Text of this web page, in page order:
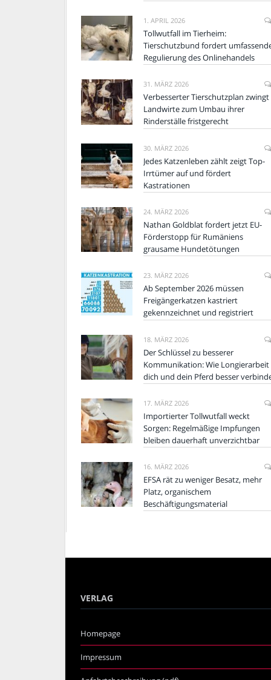
1. APRIL 2026
Tollwutfall im Tierheim:
Tierschutzbund fordert
Regulierung des Onlinehandels
31. MÄRZ 2026
Verbesserter Tierschutzplan zwingt
Landwirte zum Umbau ihrer
Rinderställe fristgerecht
30. MÄRZ 2026
Jedes Katzenleben zählt zeigt Top-
Irrtümer auf und fördert
Kastrationen
24. MÄRZ 2026
Nathan Goldblat fordert jetzt EU-
Förderstopp für Rumäniens
grausame Hundetötungen
23. MÄRZ 2026
Ab September 2026 müssen
Freigängerkatzen kastriert
gekennzeichnet und registriert
18. MÄRZ 2026
Der Schlüssel zu besserer
Kommunikation: Wie Longierarbeit
dich und dein Pferd besser
17. MÄRZ 2026
Importierter Tollwutfall weckt
Sorgen: Regelmäßige Impfungen
bleiben dauerhaft unverzichtbar
16. MÄRZ 2026
EFSA rät zu weniger Besatz, mehr
Platz, organischem
Beschäftigungsmaterial
VERLAG
Homepage
Impressum